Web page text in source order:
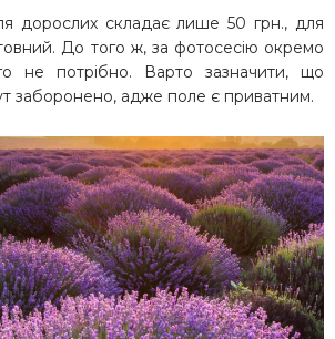
дорослих складає лише 50 грн., для
До того ж, за фотосесію окремо
не потрібно. Варто зазначити, що
заборонено, адже поле є приватним.